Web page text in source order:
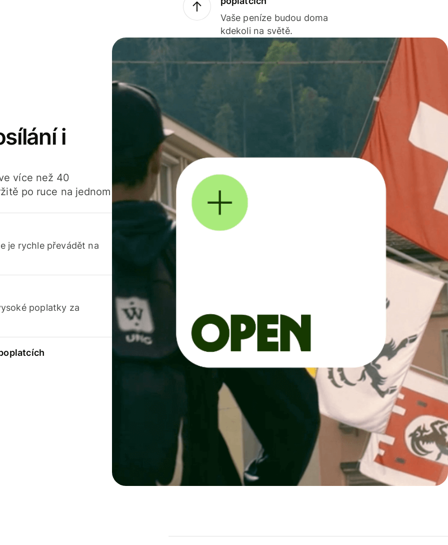
Vaše peníze budou doma
kdekoli na světě.
i
více než 40
po ruce na jednom
je rychle převádět na
poplatky za